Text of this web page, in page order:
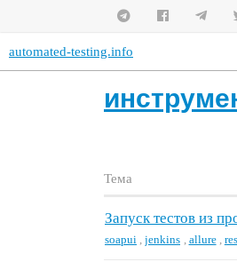
automated-testing.info
Тема
Запуск тестов из
soapui ,jenkins , allure ,